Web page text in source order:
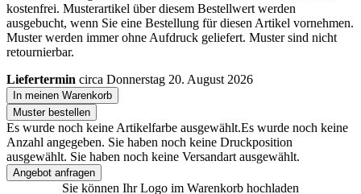
kostenfrei. Musterartikel über diesem Bestellwert werden
ausgebucht, wenn Sie eine Bestellung für diesen Artikel vornehmen.
Muster werden immer ohne Aufdruck geliefert. Muster sind nicht
retournierbar.
Liefertermin circa Donnerstag 20. August 2026
In meinen Warenkorb
Muster bestellen
Es wurde noch keine Artikelfarbe ausgewählt.Es wurde noch keine
Anzahl angegeben. Sie haben noch keine Druckposition
ausgewählt. Sie haben noch keine Versandart ausgewählt.
Angebot anfragen
Sie können Ihr Logo im Warenkorb hochladen